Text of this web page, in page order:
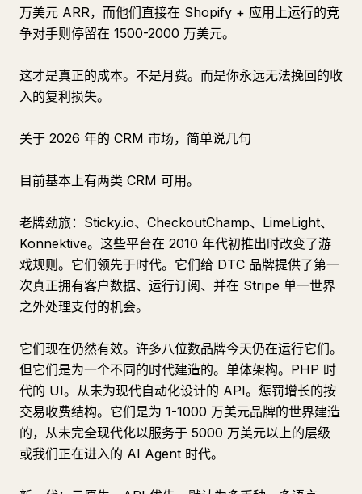
万美元 ARR，而他们直接在 Shopify + 应用上运行的竞
争对手则停留在 1500-2000 万美元。
这才是真正的成本。不是月费。而是你永远无法挽回的收
入的复利损失。
关于 2026 年的 CRM 市场，简单说几句
目前基本上有两类 CRM 可用。
老牌劲旅：Sticky.io、CheckoutChamp、LimeLight、
Konnektive。这些平台在 2010 年代初推出时改变了游
戏规则。它们领先于时代。它们给 DTC 品牌提供了第一
次真正拥有客户数据、运行订阅、并在 Stripe 单一世界
之外处理支付的机会。
它们现在仍然有效。许多八位数品牌今天仍在运行它们。
但它们是为一个不同的时代建造的。单体架构。PHP 时
代的 UI。从未为现代自动化设计的 API。惩罚增长的按
交易收费结构。它们是为 1-1000 万美元品牌的世界建造
的，从未完全现代化以服务于 5000 万美元以上的层级
或我们正在进入的 AI Agent 时代。